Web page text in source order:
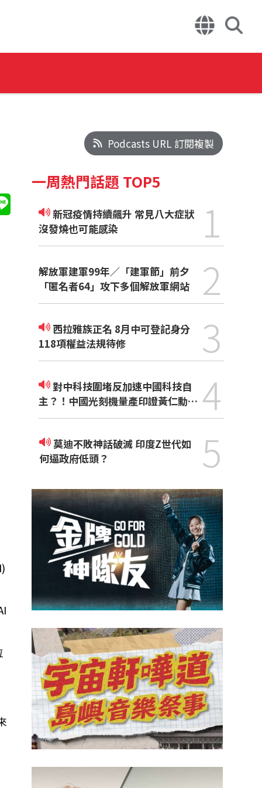
Podcasts URL 訂閱複製
一周熱門話題 TOP5
新冠疫情持續飆升 常見八大症狀
沒發燒也可能感染
1
解放軍建軍99年／「建軍節」前夕
「匿名者64」攻下多個解放軍網站
2
118項權益法規待修
3
對中科技圍堵反加速中國科技自
主？！中國光刻機量產印證黃仁勳觀
點
4
莫迪不敗神話破滅 印度Z世代如
何逼政府低頭？
5